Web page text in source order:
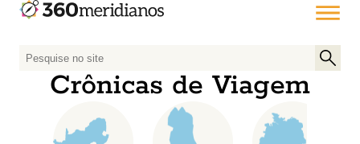
P
Crônicas de Viagem